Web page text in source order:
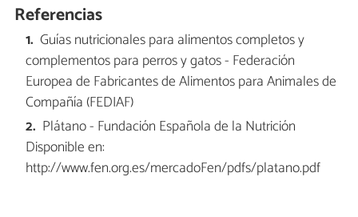
Referencias
Guías nutricionales para alimentos completos y
complementos para perros y gatos - Federación
Europea de Fabricantes de Alimentos para Animales de
Compañía (FEDIAF)
Plátano - Fundación Española de la Nutrición
Disponible en:
http://www.fen.org.es/mercadoFen/pdfs/platano.pdf